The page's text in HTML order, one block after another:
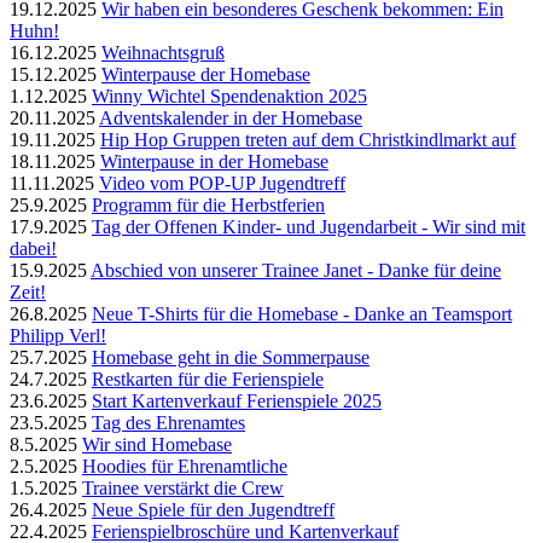
19.12.2025 Wir haben ein besonderes Geschenk bekommen: Ein
Huhn!
16.12.2025 Weihnachtsgruß
15.12.2025 Winterpause der Homebase
1.12.2025 Winny Wichtel Spendenaktion 2025
20.11.2025 Adventskalender in der Homebase
19.11.2025 Hip Hop Gruppen treten auf dem Christkindlmarkt auf
18.11.2025 Winterpause in der Homebase
11.11.2025 Video vom POP-UP Jugendtreff
25.9.2025 Programm für die Herbstferien
17.9.2025 Tag der Offenen Kinder- und Jugendarbeit - Wir sind mit
dabei!
15.9.2025 Abschied von unserer Trainee Janet - Danke für deine
Zeit!
26.8.2025 Neue T-Shirts für die Homebase - Danke an Teamsport
Philipp Verl!
25.7.2025 Homebase geht in die Sommerpause
24.7.2025 Restkarten für die Ferienspiele
23.6.2025 Start Kartenverkauf Ferienspiele 2025
23.5.2025 Tag des Ehrenamtes
8.5.2025 Wir sind Homebase
2.5.2025 Hoodies für Ehrenamtliche
1.5.2025 Trainee verstärkt die Crew
26.4.2025 Neue Spiele für den Jugendtreff
22.4.2025 Ferienspielbroschüre und Kartenverkauf